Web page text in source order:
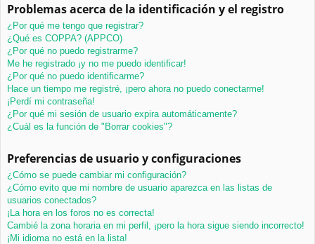
pi
d
os
rs
Problemas acerca de la identificación y el registro
¿Por qué me tengo que registrar?
¿Qué es COPPA? (APPCO)
¿Por qué no puedo registrarme?
Me he registrado ¡y no me puedo identificar!
¿Por qué no puedo identificarme?
Hace un tiempo me registré, ¡pero ahora no puedo conectarme!
¡Perdí mi contraseña!
¿Por qué mi sesión de usuario expira automáticamente?
¿Cuál es la función de "Borrar cookies"?
Preferencias de usuario y configuraciones
¿Cómo se puede cambiar mi configuración?
¿Cómo evito que mi nombre de usuario aparezca en las listas de
usuarios conectados?
¡La hora en los foros no es correcta!
Cambié la zona horaria en mi perfil, ¡pero la hora sigue siendo incorrecto!
¡Mi idioma no está en la lista!